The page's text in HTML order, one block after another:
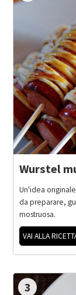
Wurstel
Un'idea
da preparare,
mostruosa.
VAI ALLA
3